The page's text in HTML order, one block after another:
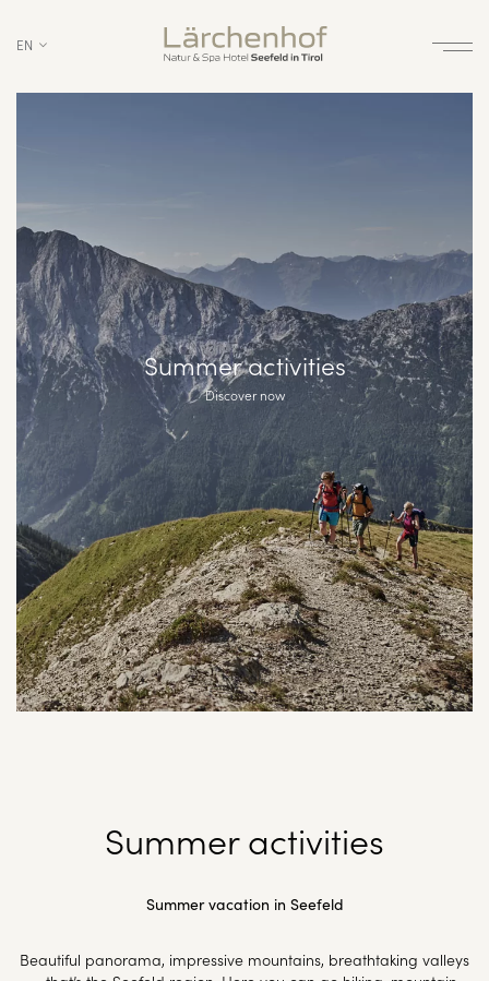
EN
Summer activities
Discover now
Summer activities
Summer vacation in Seefeld
Beautiful panorama, impressive mountains, breathtaking valleys